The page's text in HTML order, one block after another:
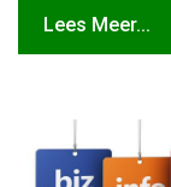
Lees Meer...